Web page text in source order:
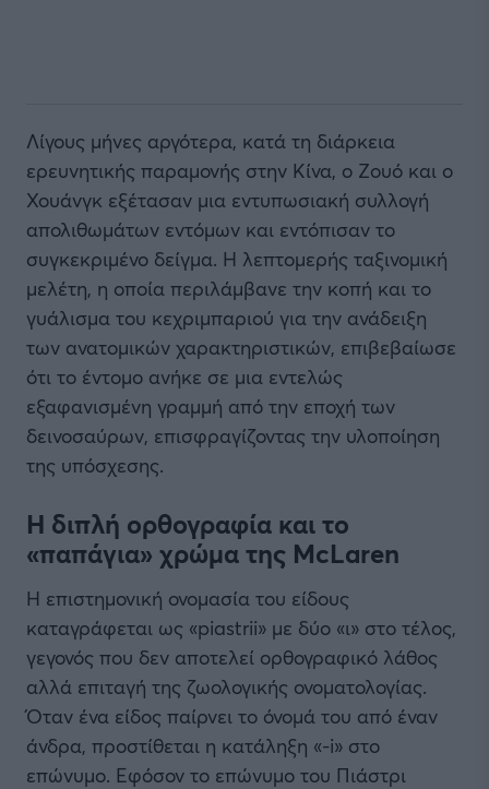
Λίγους μήνες αργότερα, κατά τη διάρκεια
ερευνητικής παραμονής στην Κίνα, ο Ζουό και ο
Χουάνγκ εξέτασαν μια εντυπωσιακή συλλογή
απολιθωμάτων εντόμων και εντόπισαν το
συγκεκριμένο δείγμα. Η λεπτομερής ταξινομική
μελέτη, η οποία περιλάμβανε την κοπή και το
γυάλισμα του κεχριμπαριού για την ανάδειξη
των ανατομικών χαρακτηριστικών, επιβεβαίωσε
ότι το έντομο ανήκε σε μια εντελώς
εξαφανισμένη γραμμή από την εποχή των
δεινοσαύρων, επισφραγίζοντας την υλοποίηση
της υπόσχεσης.
Η διπλή ορθογραφία και το
«παπάγια» χρώμα της McLaren
Η επιστημονική ονομασία του είδους
καταγράφεται ως «piastrii» με δύο «ι» στο τέλος,
γεγονός που δεν αποτελεί ορθογραφικό λάθος
αλλά επιταγή της ζωολογικής ονοματολογίας.
Όταν ένα είδος παίρνει το όνομά του από έναν
άνδρα, προστίθεται η κατάληξη «-i» στο
επώνυμο. Εφόσον το επώνυμο του Πιάστρι